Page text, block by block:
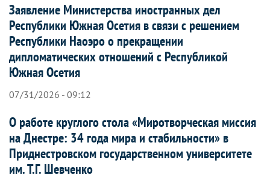
Заявление Министерства иностранных дел
Республики Южная Осетия в связи с решением
Республики Наоэро о прекращении
дипломатических отношений с Республикой
Южная Осетия
07/31/2026 - 09:12
О работе круглого стола «Миротворческая миссия
на Днестре: 34 года мира и стабильности» в
Приднестровском государственном университете
им. Т.Г. Шевченко